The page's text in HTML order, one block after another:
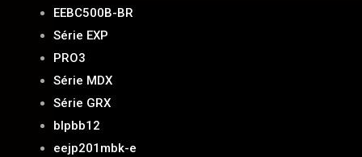
EEBC500B-BR
Série EXP
PRO3
Série MDX
Série GRX
blpbb12
eejp201mbk-e